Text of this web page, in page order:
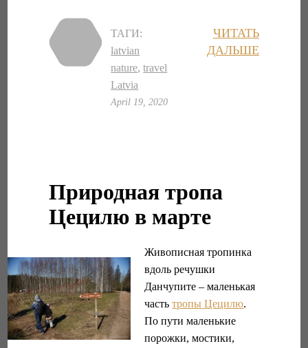
ЧИТАТЬ
ДАЛЬШЕ
ТАГИ:
latvian
nature,travel
Latvia
April 19, 2020
Природная тропа
Цецилю в марте
Живописная тропинка
вдоль речушки
Данчупите – маленькая
частьтропы Цецилю.
По пути маленькие
порожки, мостики,